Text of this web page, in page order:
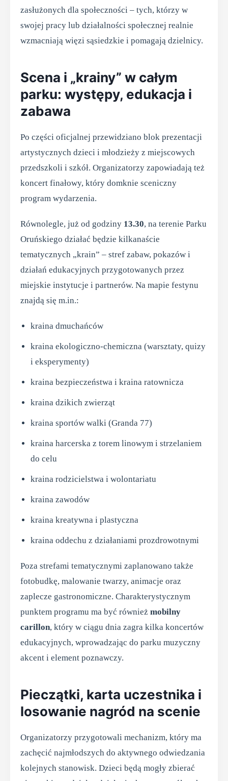
zasłużonych dla społeczności – tych, którzy w
swojej pracy lub działalności społecznej realnie
wzmacniają więzi sąsiedzkie i pomagają dzielnicy.
Scena i „krainy” w całym
parku: występy, edukacja i
zabawa
Po części oficjalnej przewidziano blok prezentacji
artystycznych dzieci i młodzieży z miejscowych
przedszkoli i szkół. Organizatorzy zapowiadają też
koncert finałowy, który domknie sceniczny
program wydarzenia.
Równolegle, już od godziny 13.30, na terenie Parku
Oruńskiego działać będzie kilkanaście
tematycznych „krain” – stref zabaw, pokazów i
działań edukacyjnych przygotowanych przez
miejskie instytucje i partnerów. Na mapie festynu
znajdą się m.in.:
kraina dmuchańców
kraina ekologiczno‑chemiczna (warsztaty, quizy
i eksperymenty)
kraina bezpieczeństwa i kraina ratownicza
kraina dzikich zwierząt
kraina sportów walki (Granda 77)
kraina harcerska z torem linowym i strzelaniem
do celu
kraina rodzicielstwa i wolontariatu
kraina zawodów
kraina kreatywna i plastyczna
kraina oddechu z działaniami prozdrowotnymi
Poza strefami tematycznymi zaplanowano także
fotobudkę, malowanie twarzy, animacje oraz
zaplecze gastronomiczne. Charakterystycznym
punktem programu ma być również mobilny
carillon, który w ciągu dnia zagra kilka koncertów
edukacyjnych, wprowadzając do parku muzyczny
akcent i element poznawczy.
Pieczątki, karta uczestnika i
losowanie nagród na scenie
Organizatorzy przygotowali mechanizm, który ma
zachęcić najmłodszych do aktywnego odwiedzania
kolejnych stanowisk. Dzieci będą mogły zbierać